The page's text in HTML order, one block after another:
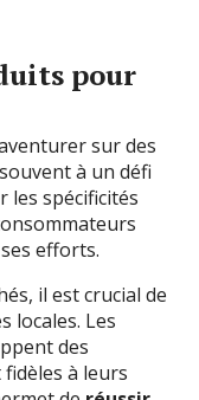
pour
sur des
à un défi
les spécificités
efforts.
il est crucial de
locales. Les
des
à leurs